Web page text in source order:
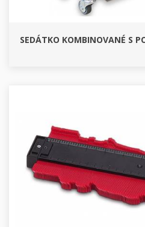
SEDÁTKO KOMBINOVANÉ S